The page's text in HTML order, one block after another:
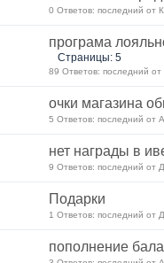
0 Ответов: последний от
програма
Страницы: 5
89 Ответов: последний
очки магазина
5 Ответов: последний от
нет награды в
9 Ответов: последний от
Подарки
1 Ответов: последний от
пополнение